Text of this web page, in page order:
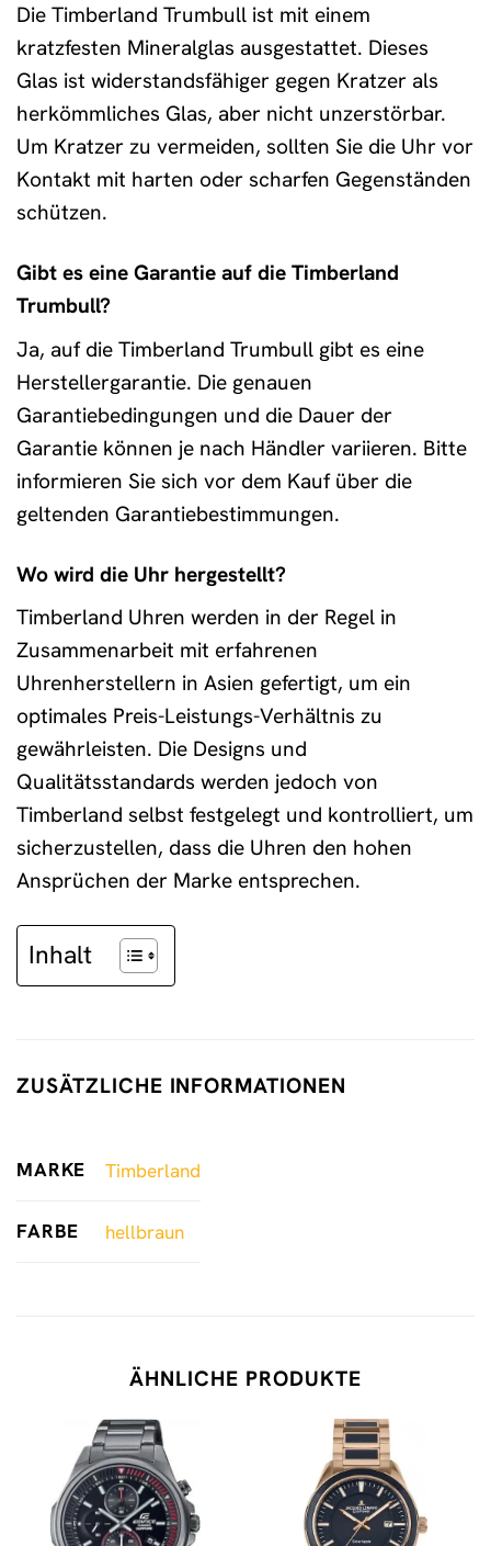
Die Timberland Trumbull ist mit einem
kratzfesten Mineralglas ausgestattet. Dieses
Glas ist widerstandsfähiger gegen Kratzer als
herkömmliches Glas, aber nicht unzerstörbar.
Um Kratzer zu vermeiden, sollten Sie die Uhr vor
Kontakt mit harten oder scharfen Gegenständen
schützen.
Gibt es eine Garantie auf die Timberland
Trumbull?
Ja, auf die Timberland Trumbull gibt es eine
Herstellergarantie. Die genauen
Garantiebedingungen und die Dauer der
Garantie können je nach Händler variieren. Bitte
informieren Sie sich vor dem Kauf über die
geltenden Garantiebestimmungen.
Wo wird die Uhr hergestellt?
Timberland Uhren werden in der Regel in
Zusammenarbeit mit erfahrenen
Uhrenherstellern in Asien gefertigt, um ein
optimales Preis-Leistungs-Verhältnis zu
gewährleisten. Die Designs und
Qualitätsstandards werden jedoch von
Timberland selbst festgelegt und kontrolliert, um
sicherzustellen, dass die Uhren den hohen
Ansprüchen der Marke entsprechen.
Inhalt
ZUSÄTZLICHE INFORMATIONEN
MARKE Timberland
FARBE hellbraun
ÄHNLICHE PRODUKTE